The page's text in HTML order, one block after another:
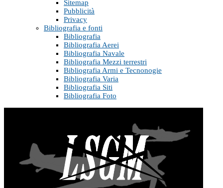
Sitemap
Pubblicità
Privacy
Bibliografia e fonti
Bibliografia
Bibliografia Aerei
Bibliografia Navale
Bibliografia Mezzi terrestri
Bibliografia Armi e Tecnonogie
Bibliografia Varia
Bibliografia Siti
Bibliografia Foto